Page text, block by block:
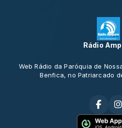
Rádio
Web Rádio da Paróquia de
Benfica, no Patriarcado